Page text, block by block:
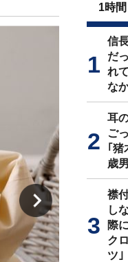
1時間
信
だ
れ
な
耳
ご
｢猪
歳
襟
し
際
ク
ツ｣